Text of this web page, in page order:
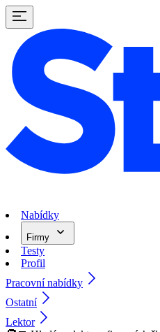
Nabídky
Firmy
Testy
Profil
Pracovní nabídky
Ostatní
Lektor